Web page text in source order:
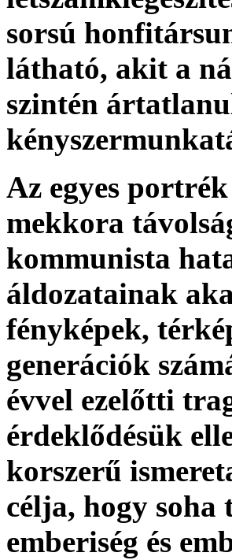
sorsú
látható, akit a
szintén
Az egyes
mekkora
kommunista
áldozatainak
fényképek,
generációk
évvel ezelőtti
érdeklődésük
korszerű
célja, hogy soha
emberiség és